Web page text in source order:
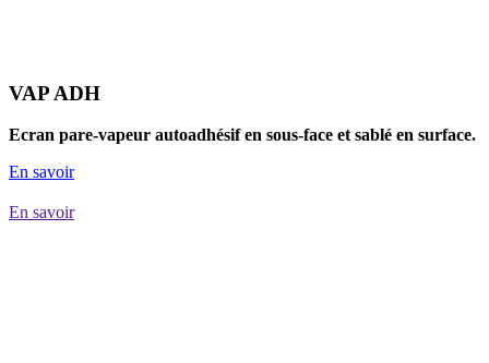
VAP ADH
Ecran pare-vapeur autoadhésif en sous-face et sablé en surface.
En savoir
En savoir